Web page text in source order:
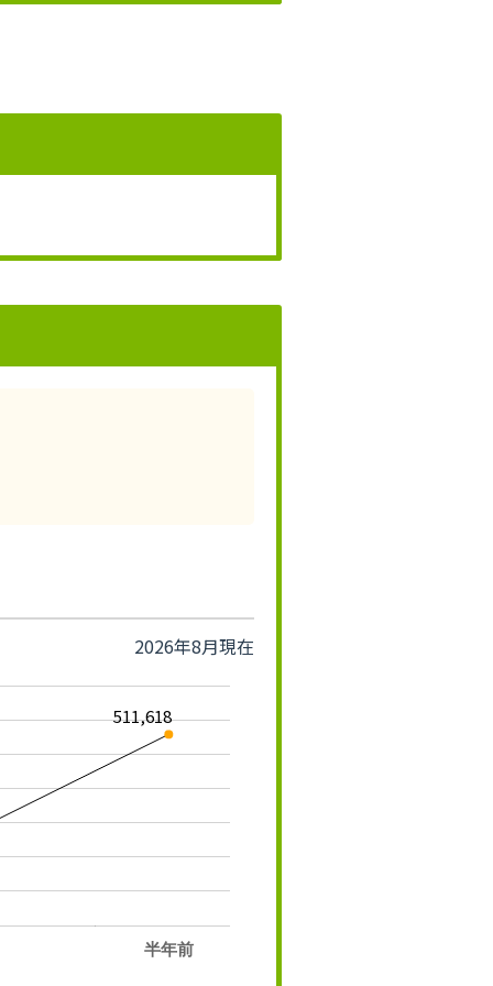
2026年8月現在
半年前
511,618